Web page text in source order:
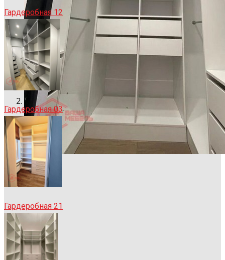
Гардеробная 12
Гардеробная 03
Гардеробная 21